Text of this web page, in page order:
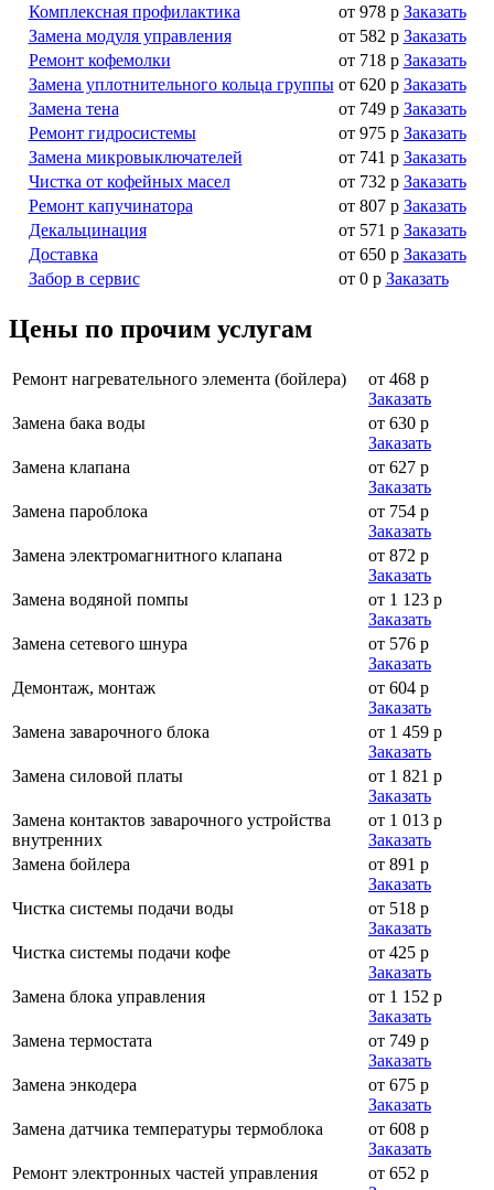
Комплексная профилактика
от 978 р Заказать
Замена модуля управления
от 582 р Заказать
Ремонт кофемолки
от 718 р Заказать
Замена уплотнительного кольца группы от 620 р Заказать
Замена тена
от 749 р Заказать
Ремонт гидросистемы
от 975 р Заказать
Замена микровыключателей
от 741 р Заказать
Чистка от кофейных масел
от 732 р Заказать
Ремонт капучинатора
от 807 р Заказать
Декальцинация
от 571 р Заказать
Доставка
от 650 р Заказать
Забор в сервис
от 0 р Заказать
Цены по прочим услугам
Ремонт нагревательного элемента (бойлера)
от 468 р
Заказать
Замена бака воды
от 630 р
Заказать
Замена клапана
от 627 р
Заказать
Замена пароблока
от 754 р
Заказать
Замена электромагнитного клапана
от 872 р
Заказать
Замена водяной помпы
от 1 123 р
Заказать
Замена сетевого шнура
от 576 р
Заказать
Демонтаж, монтаж
от 604 р
Заказать
Замена заварочного блока
от 1 459 р
Заказать
Замена силовой платы
от 1 821 р
Заказать
Замена контактов заварочного устройства
внутренних
от 1 013 р
Заказать
Замена бойлера
от 891 р
Заказать
Чистка системы подачи воды
от 518 р
Заказать
Чистка системы подачи кофе
от 425 р
Заказать
Замена блока управления
от 1 152 р
Заказать
Замена термостата
от 749 р
Заказать
Замена энкодера
от 675 р
Заказать
Замена датчика температуры термоблока
от 608 р
Заказать
Ремонт электронных частей управления
от 652 р